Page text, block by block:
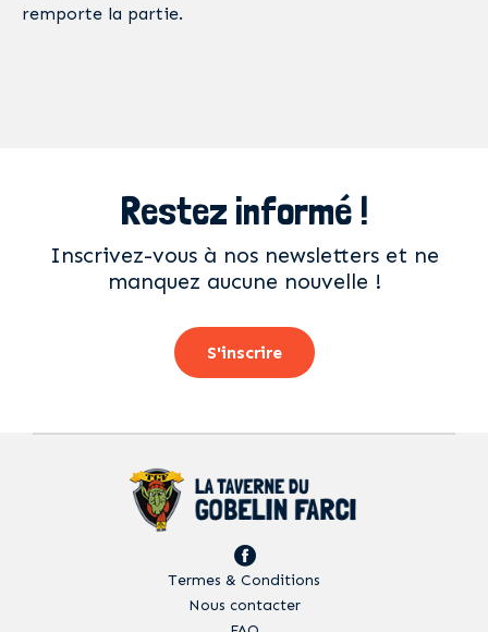
remporte la partie.
Restez informé !
Inscrivez-vous à nos newsletters et ne
manquez aucune nouvelle !
S'inscrire
Termes & Conditions
Nous contacter